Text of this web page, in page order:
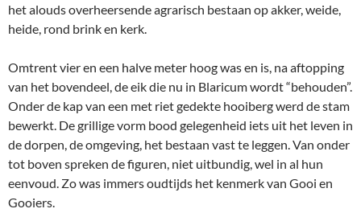
het alouds overheersende agrarisch bestaan op akker, weide,
heide, rond brink en kerk.
Omtrent vier en een halve meter hoog was en is, na aftopping
van het bovendeel, de eik die nu in Blaricum wordt “behouden”.
Onder de kap van een met riet gedekte hooiberg werd de stam
bewerkt. De grillige vorm bood gelegenheid iets uit het leven in
de dorpen, de omgeving, het bestaan vast te leggen. Van onder
tot boven spreken de figuren, niet uitbundig, wel in al hun
eenvoud. Zo was immers oudtijds het kenmerk van Gooi en
Gooiers.